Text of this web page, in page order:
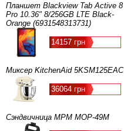
Планшет Blackview Tab Active 8
Pro 10.36" 8/256GB LTE Black-
Orange (6931548313731)
14157 грн
Миксер KitchenAid 5KSM125EAC
36064 грн
Сэндвичница MPM MOP-49M